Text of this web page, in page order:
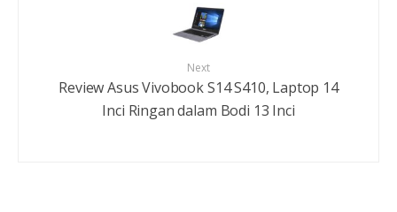
Next
Review Asus Vivobook S14 S410, Laptop 14
Inci Ringan dalam Bodi 13 Inci